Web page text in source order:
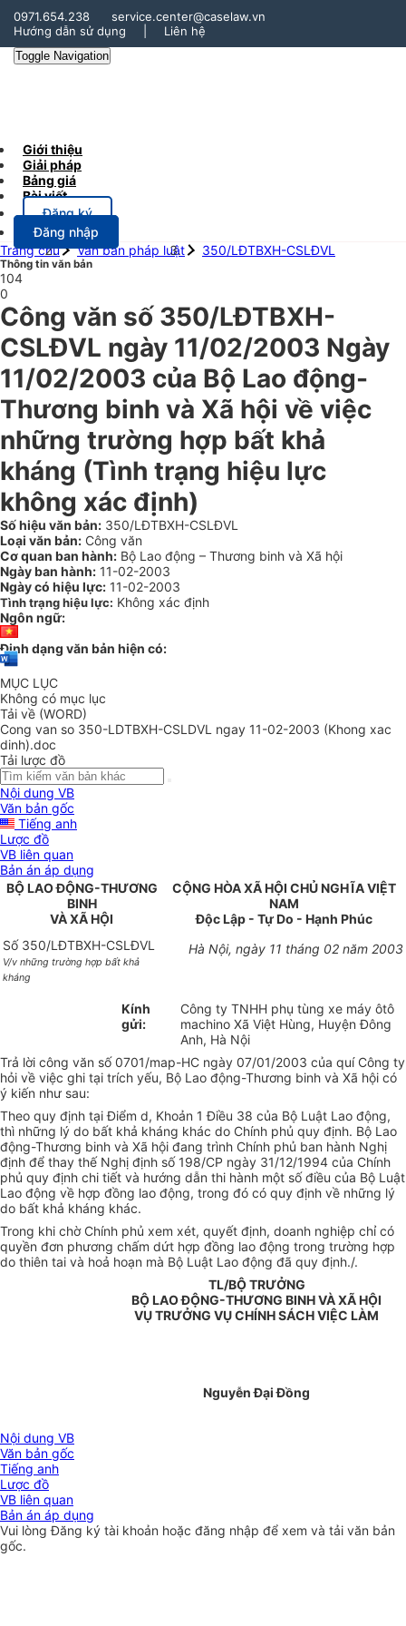
0971.654.238
service.center@caselaw.vn
Hướng dẫn sử dụng
Liên hệ
Toggle Navigation
Giới thiệu
Giải pháp
Bảng giá
Bài viết
Đăng ký
Đăng nhập
Trang chủ
Văn bản pháp luật 350/LĐTBXH-CSLĐVL
Thông tin văn bản
104
0
Công văn số 350/LĐTBXH-
CSLĐVL ngày 11/02/2003 Ngày
11/02/2003 của Bộ Lao động-
Thương binh và Xã hội về việc
những trường hợp bất khả
kháng (Tình trạng hiệu lực
không xác định)
Số hiệu văn bản: 350/LĐTBXH-CSLĐVL
Loại văn bản: Công văn
Cơ quan ban hành: Bộ Lao động – Thương binh và Xã hội
Ngày ban hành: 11-02-2003
Ngày có hiệu lực: 11-02-2003
Tình trạng hiệu lực: Không xác định
Ngôn ngữ:
Định dạng văn bản hiện có:
MỤC LỤC
Không có mục lục
Tải về (WORD)
Cong van so 350-LDTBXH-CSLDVL ngay 11-02-2003 (Khong xac
dinh).doc
Tải lược đồ
Nội dung VB
Văn bản gốc
Tiếng anh
Lược đồ
VB liên quan
Bản án áp dụng
BỘ LAO ĐỘNG-THƯƠNG
BINH
VÀ XÃ HỘI
CỘNG HÒA XÃ HỘI CHỦ NGHĨA VIỆT
NAM
Độc Lập - Tự Do - Hạnh Phúc
Số 350/LĐTBXH-CSLĐVL
V/v những trường hợp bất khả
kháng
Hà Nội, ngày 11 tháng 02 năm 2003
Kính
gửi:
Công ty TNHH phụ tùng xe máy ôtô
machino Xã Việt Hùng, Huyện Đông
Anh, Hà Nội
Trả lời công văn số 0701/map-HC ngày 07/01/2003 của quí Công ty
hỏi về việc ghi tại trích yếu, Bộ Lao động-Thương binh và Xã hội có
ý kiến như sau:
Theo quy định tại Điểm d, Khoản 1 Điều 38 của Bộ Luật Lao động,
thì những lý do bất khả kháng khác do Chính phủ quy định. Bộ Lao
động-Thương binh và Xã hội đang trình Chính phủ ban hành Nghị
định để thay thế Nghị định số 198/CP ngày 31/12/1994 của Chính
phủ quy định chi tiết và hướng dẫn thi hành một số điều của Bộ Luật
Lao động về hợp đồng lao động, trong đó có quy định về những lý
do bất khả kháng khác.
Trong khi chờ Chính phủ xem xét, quyết định, doanh nghiệp chỉ có
quyền đơn phương chấm dứt hợp đồng lao động trong trường hợp
do thiên tai và hoả hoạn mà Bộ Luật Lao động đã quy định./.
TL/BỘ TRƯỞNG
BỘ LAO ĐỘNG-THƯƠNG BINH VÀ XÃ HỘI
VỤ TRƯỞNG VỤ CHÍNH SÁCH VIỆC LÀM
Nguyễn Đại Đồng
Nội dung VB
Văn bản gốc
Tiếng anh
Lược đồ
VB liên quan
Bản án áp dụng
Vui lòngĐăng ký tài khoản hoặc đăng nhập để xem và tải văn bản
gốc.